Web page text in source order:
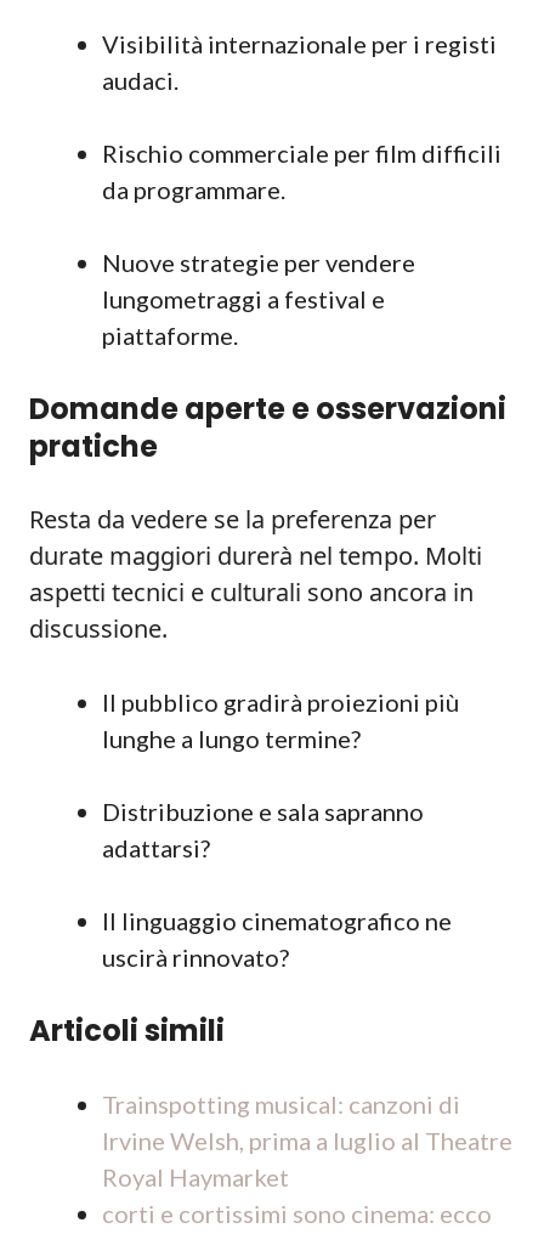
Visibilità internazionale per i registi
audaci.
Rischio commerciale per film difficili
da programmare.
Nuove strategie per vendere
lungometraggi a festival e
piattaforme.
Domande aperte e osservazioni
pratiche
Resta da vedere se la preferenza per
durate maggiori durerà nel tempo. Molti
aspetti tecnici e culturali sono ancora in
discussione.
Il pubblico gradirà proiezioni più
lunghe a lungo termine?
Distribuzione e sala sapranno
adattarsi?
Il linguaggio cinematografico ne
uscirà rinnovato?
Articoli simili
Trainspotting musical: canzoni di
Irvine Welsh, prima a luglio al Theatre
Royal Haymarket
corti e cortissimi sono cinema: ecco